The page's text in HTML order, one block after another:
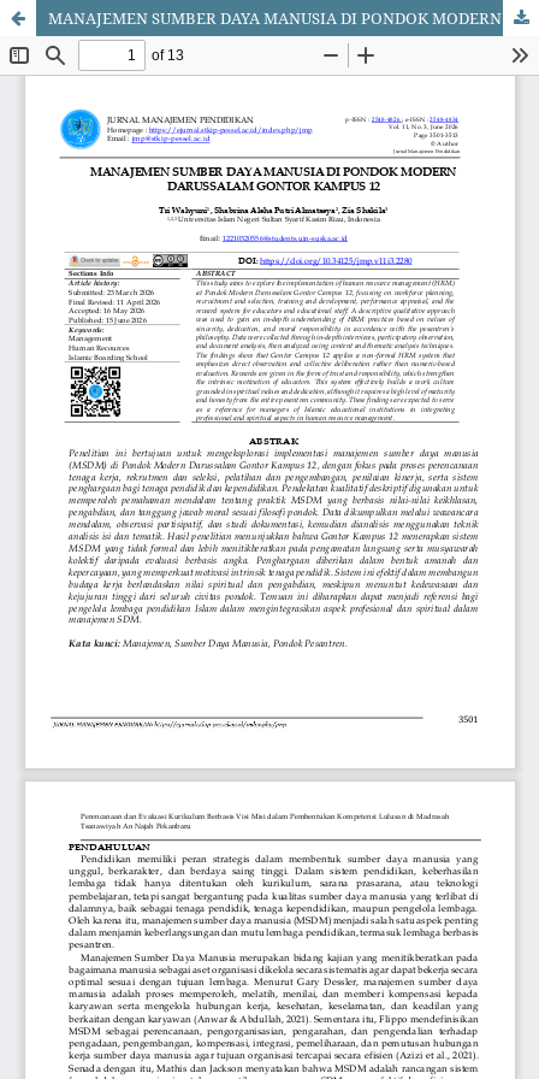
MANAJEMEN SUMBER DAYA MANUSIA DI PONDOK MODERN DARUSSALAM GONTOR KAMPUS 12